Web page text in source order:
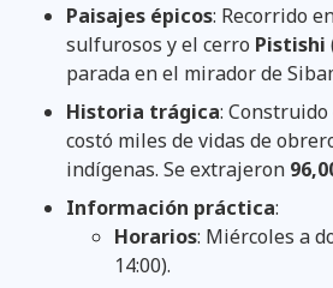
Paisajes épicos: Recorrido
sulfurosos y el cerro Pistishi
parada en el mirador de
Historia trágica:
costó miles de vidas de
indígenas. Se extrajeron
Información práctica:
Horarios: Miércoles a
14:00).